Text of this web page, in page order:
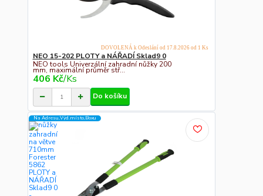
NEO 15-202 PLOTY a NÁŘADÍ Sklad9 0
NEO tools Univerzální zahradní nůžky 200
mm, maximální průměr stř...
406 Kč/Ks
DOVOLENÁ k Odeslání od 17.8.2026 od 1 Ks
Do košíku
Na Adresu,Výd.místo,Boxu